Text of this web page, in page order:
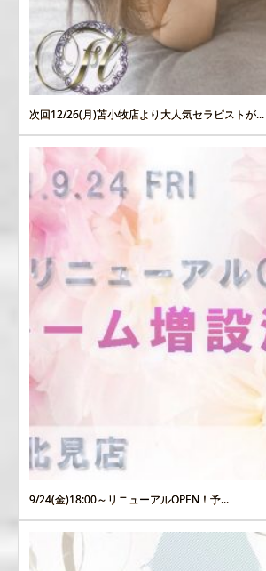
次回12/26(月)苫小牧店より大人気セラピストが...
9/24(金)18:00～リニューアルOPEN！予...